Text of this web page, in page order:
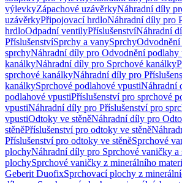
výlevkyZápachové uzávěrkyNáhradní díly
uzávěrkyPřipojovací hrdloNáhradní díly pro
hrdloOdpadní ventilyPříslušenstvíNáhradní
PříslušenstvíSprchy a vanySprchy
sprchyNáhradní díly pro Odvodnění podlahy
kanálkyNáhradní díly pro Sprchové kanálky
sprchové kanálkyNáhradní díly pro
kanálkySprchové podlahové vpustiNáhradní
podlahové vpustiPříslušenství pro sprchové
vpustiNáhradní díly pro Příslušenství pro
vpustiOdtoky ve stěněNáhradní díly pro
stěněPříslušenství pro odtoky ve stěně
Příslušenství pro odtoky ve stěněSprchové
plochyNáhradní díly pro Sprchové vaničky a
plochySprchové vaničky z minerálního
Geberit DuofixSprchovací plochy z